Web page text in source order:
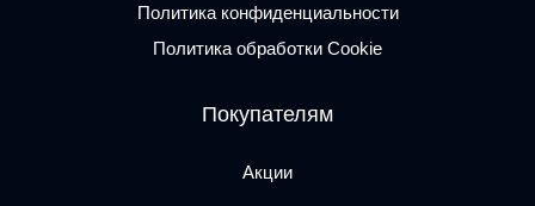
Политика конфиденциальности
Политика обработки Cookie
Покупателям
Акции